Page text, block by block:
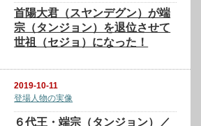
首陽大君（スヤンデグン）が端
宗（タンジョン）を退位させて
世祖（セジョ）になった！
2019-10-11
登場人物の実像
６代王・端宗（タンジョン）／